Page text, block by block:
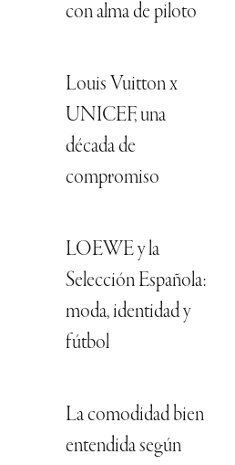
con alma de piloto
Louis Vuitton x
UNICEF, una
década de
compromiso
LOEWE y la
Selección Española:
moda, identidad y
fútbol
La comodidad bien
entendida según